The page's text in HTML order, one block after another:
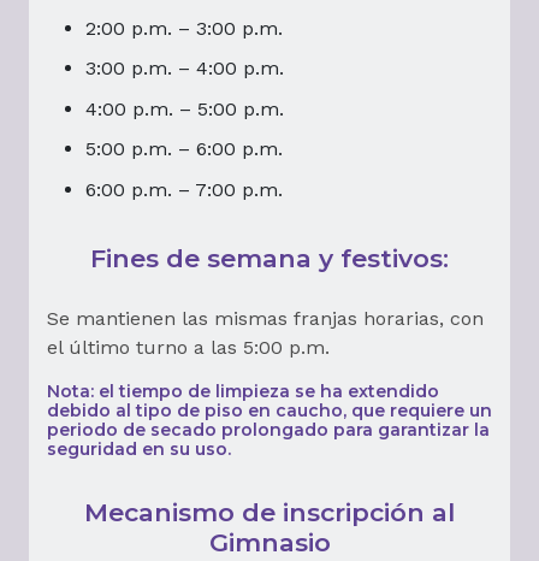
2:00 p.m. – 3:00 p.m.
3:00 p.m. – 4:00 p.m.
4:00 p.m. – 5:00 p.m.
5:00 p.m. – 6:00 p.m.
6:00 p.m. – 7:00 p.m.
Fines de semana y festivos:
Se mantienen las mismas franjas horarias, con
el último turno a las 5:00 p.m.
Nota: el tiempo de limpieza se ha extendido
debido al tipo de piso en caucho, que requiere un
periodo de secado prolongado para garantizar la
seguridad en su uso.
Mecanismo de inscripción al
Gimnasio